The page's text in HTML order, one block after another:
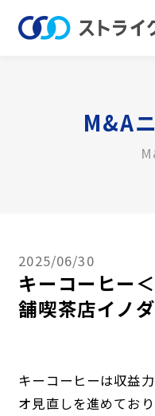
M&A
2025/06/30
キーコーヒー
舗喫茶店イノ
キーコーヒーは収益
オ見直しを進めてお